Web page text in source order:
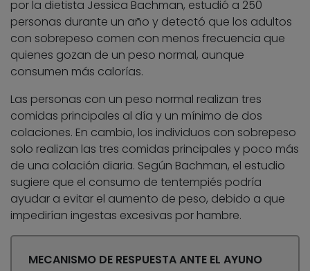
por la dietista Jessica Bachman, estudió a 250
personas durante un año y detectó que los adultos
con sobrepeso comen con menos frecuencia que
quienes gozan de un peso normal, aunque
consumen más calorías.
Las personas con un peso normal realizan tres
comidas principales al día y un mínimo de dos
colaciones. En cambio, los individuos con sobrepeso
solo realizan las tres comidas principales y poco más
de una colación diaria. Según Bachman, el estudio
sugiere que el consumo de tentempiés podría
ayudar a evitar el aumento de peso, debido a que
impedirían ingestas excesivas por hambre.
MECANISMO DE RESPUESTA ANTE EL AYUNO